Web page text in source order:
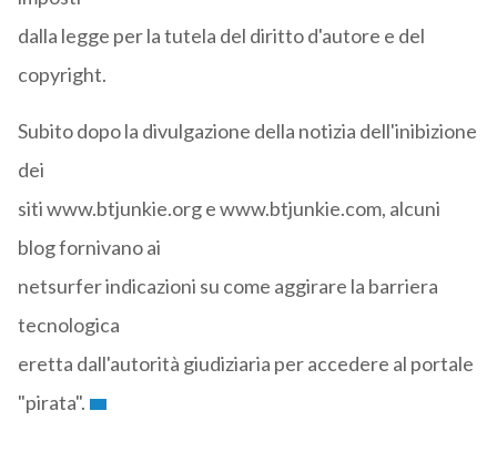
dalla legge per la tutela del diritto d'autore e del
copyright.
Subito dopo la divulgazione della notizia dell'inibizione
dei
siti www.btjunkie.org e www.btjunkie.com, alcuni
blog fornivano ai
netsurfer indicazioni su come aggirare la barriera
tecnologica
eretta dall'autorità giudiziaria per accedere al portale
"pirata".